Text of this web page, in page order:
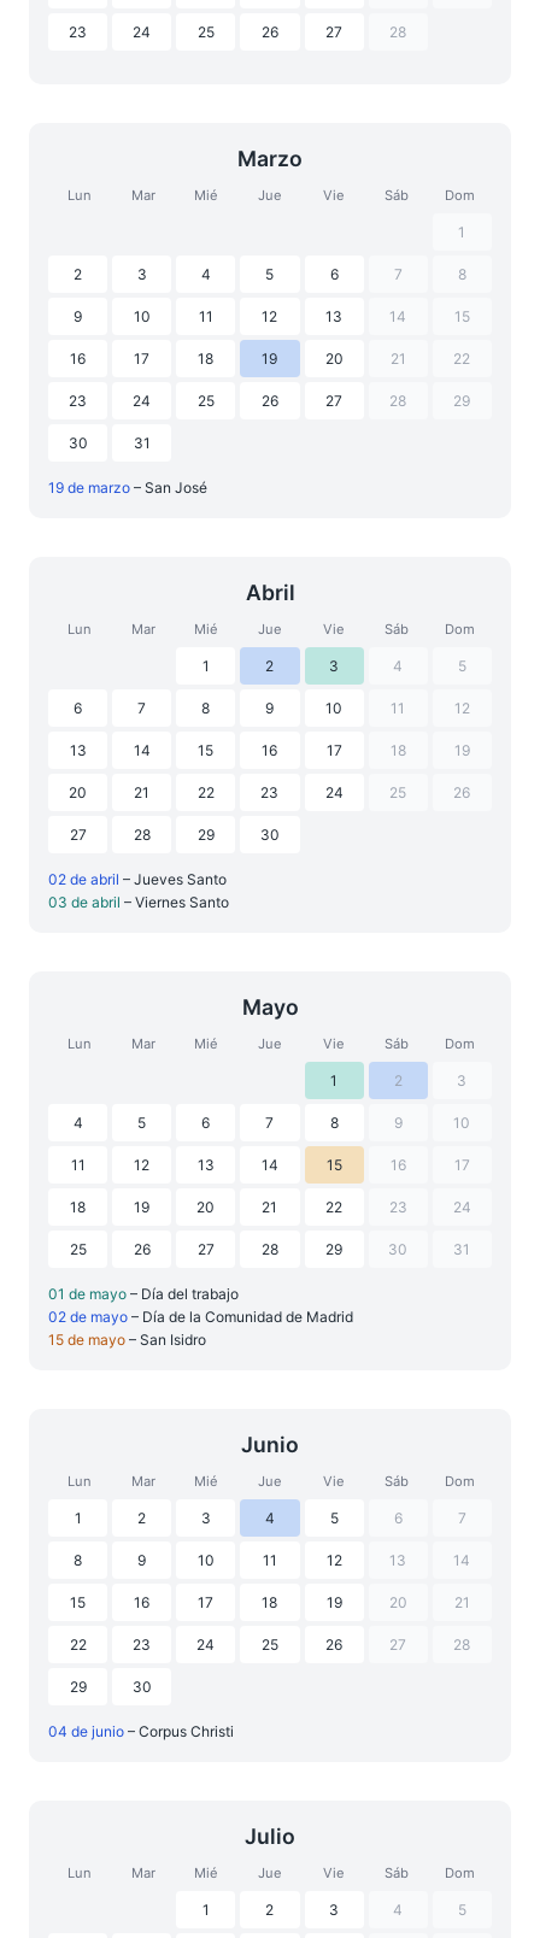
23 24 25 26 27 28
Marzo
Lun Mar Mié Jue Vie Sáb Dom
1
2 3 4 5 6 7 8
9 10 11 12 13 14 15
16 17 18 19 20 21 22
23 24 25 26 27 28 29
30 31
19 de marzo – San José
Abril
Lun Mar Mié Jue Vie Sáb Dom
1 2 3 4 5
6 7 8 9 10 11 12
13 14 15 16 17 18 19
20 21 22 23 24 25 26
27 28 29 30
02 de abril – Jueves Santo
03 de abril – Viernes Santo
Mayo
Lun Mar Mié Jue Vie Sáb Dom
1 2 3
4 5 6 7 8 9 10
11 12 13 14 15 16 17
18 19 20 21 22 23 24
25 26 27 28 29 30 31
01 de mayo – Día del trabajo
02 de mayo – Día de la Comunidad de Madrid
15 de mayo – San Isidro
Junio
Lun Mar Mié Jue Vie Sáb Dom
1 2 3 4 5 6 7
8 9 10 11 12 13 14
15 16 17 18 19 20 21
22 23 24 25 26 27 28
29 30
04 de junio – Corpus Christi
Julio
Lun Mar Mié Jue Vie Sáb Dom
1 2 3 4 5